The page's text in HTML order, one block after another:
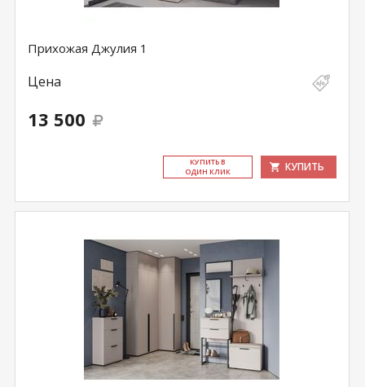
Прихожая Джулия 1
Цена
13 500
КУ­ПИТЬ В
ОДИН КЛИК
КУПИТЬ